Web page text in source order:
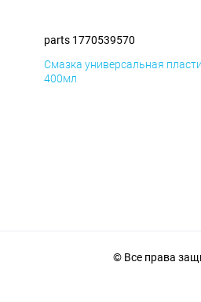
parts 1770539570
Смазка универсальная
400мл
© Все права